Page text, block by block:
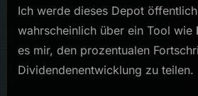
Ich werde dieses Depot
wahrscheinlich über ein Tool wie
es mir, den prozentualen
Dividendenentwicklung zu teilen.